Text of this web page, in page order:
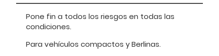
Pone fin a todos los riesgos en todas las
condiciones.
Para vehículos compactos y Berlinas.